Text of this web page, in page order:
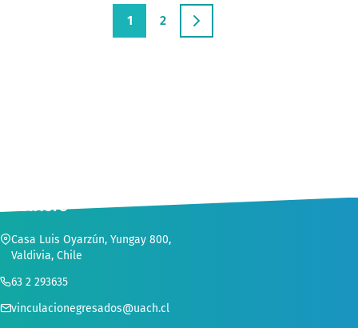
1 2
CONTACTO
Casa Luis Oyarzún, Yungay 800,
Valdivia, Chile
63 2 293635
vinculacionegresados@uach.cl